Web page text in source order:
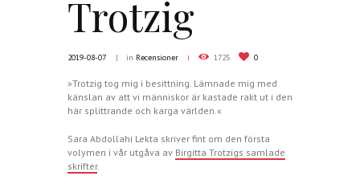
Trotzig
2019-08-07 in Recensioner 1725 0
»Trotzig tog mig i besittning. Lämnade mig med
känslan av att vi människor är kastade rakt ut i den
här splittrande och karga världen.«
Sara Abdollahi Lekta skriver fint om den första
volymen i vår utgåva av Birgitta Trotzigs samlade
skrifter.